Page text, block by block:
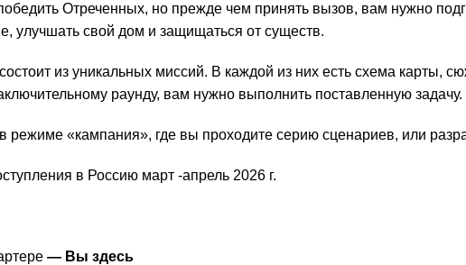
Отреченных, но прежде чем принять вызов, вам нужно
улучшать свой дом и защищаться от существ.
из уникальных миссий. В каждой из них есть схема карты,
раунду, вам нужно выполнить поставленную
режиме «кампания», где вы проходите серию сценариев, или
в Россию март -апрель 2026 г.
— Вы здесь